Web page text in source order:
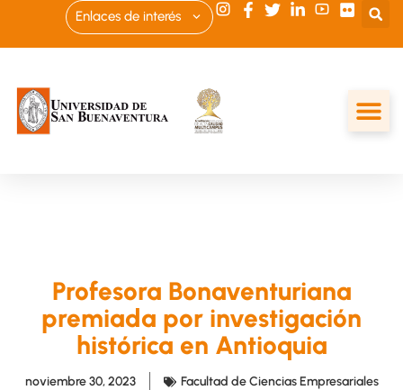
Enlaces de interés
Profesora Bonaventuriana
premiada por investigación
histórica en Antioquia
noviembre 30, 2023 Facultad de Ciencias Empresariales